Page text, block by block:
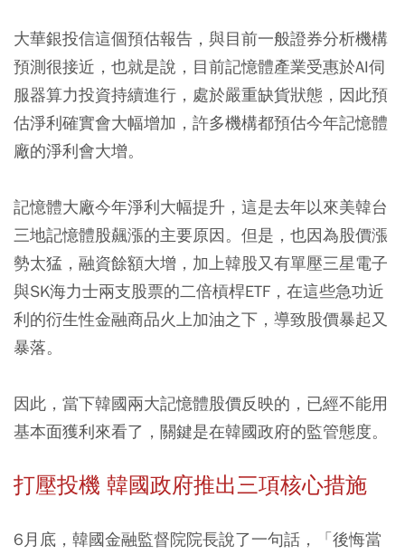
大華銀投信這個預估報告，與目前一般證券分析機構
預測很接近，也就是說，目前記憶體產業受惠於AI伺
服器算力投資持續進行，處於嚴重缺貨狀態，因此預
估淨利確實會大幅增加，許多機構都預估今年記憶體
廠的淨利會大增。
記憶體大廠今年淨利大幅提升，這是去年以來美韓台
三地記憶體股飆漲的主要原因。但是，也因為股價漲
勢太猛，融資餘額大增，加上韓股又有單壓三星電子
與SK海力士兩支股票的二倍槓桿ETF，在這些急功近
利的衍生性金融商品火上加油之下，導致股價暴起又
暴落。
因此，當下韓國兩大記憶體股價反映的，已經不能用
基本面獲利來看了，關鍵是在韓國政府的監管態度。
打壓投機 韓國政府推出三項核心措施
6月底，韓國金融監督院院長說了一句話，「後悔當